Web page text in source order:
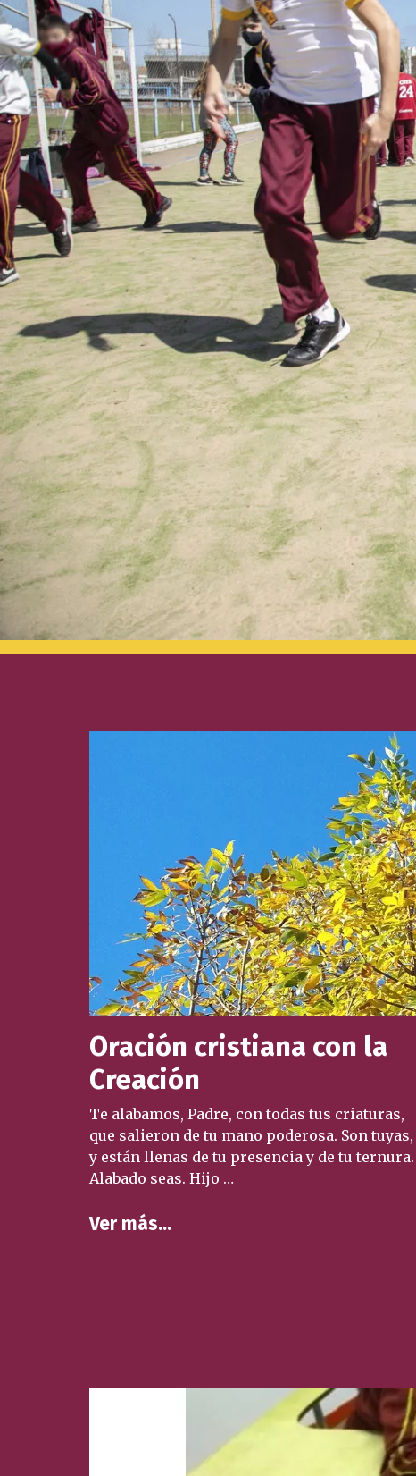
Oración cristiana con la
Creación
Te alabamos, Padre, con todas tus criaturas,
que salieron de tu mano poderosa. Son tuyas,
y están llenas de tu presencia y de tu ternura.
Alabado seas. Hijo …
Ver más…